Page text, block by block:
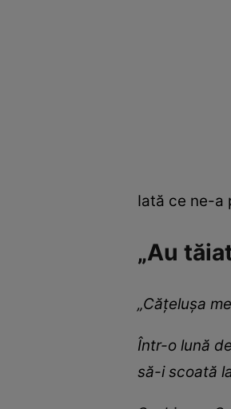
Iată ce ne-a
„Au
„Cățelușa
Într-o lună
să-i scoată